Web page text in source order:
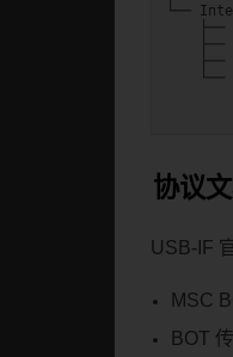
└──
├──
├──
├──
└──
协议
USB-IF
MSC
BOT